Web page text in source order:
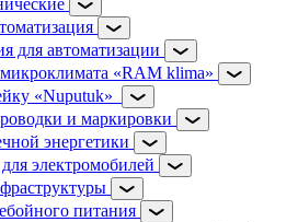
для автоматизации
«RAM klima»
«Nuputuk»
и маркировки
энергетики
электромобилей
питания